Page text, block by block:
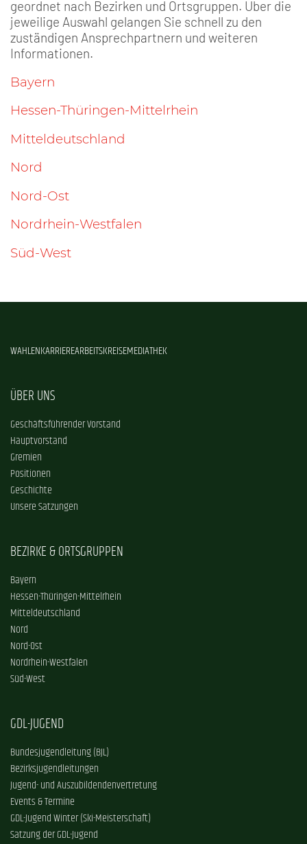
geordnet nach Bezirken und Ortsgruppen. Über die
jeweilige Auswahl gelangen Sie schnell zu den
zuständigen Ansprechpartnern und weiteren
Informationen.
Bayern
Hessen-Thüringen-Mittelrhein
Mitteldeutschland
Nord
Nord-Ost
Nordrhein-Westfalen
Süd-West
WAHLENKARRIEREARBEITSKREISEMEDIATHEK
ÜBER UNS
Geschäftsführender Vorstand
Hauptvorstand
Gremien
Positionen
Geschichte
Unsere Satzungen
BEZIRKE & ORTSGRUPPEN
Bayern
Hessen-Thüringen-Mittelrhein
Mitteldeutschland
Nord
Nord-Ost
Nordrhein-Westfalen
Süd-West
GDL-JUGEND
Bundesjugendleitung (BJL)
Bezirksjugendleitungen
Jugend- und Auszubildendenvertretung
Events & Termine
GDL-Jugend Winter (Ski-Meisterschaft)
Satzung der GDL-Jugend